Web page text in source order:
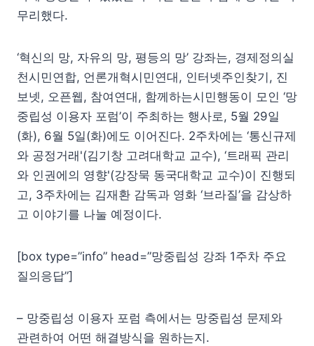
무리했다.
‘혁신의 망, 자유의 망, 평등의 망’ 강좌는, 경제정의실
천시민연합, 언론개혁시민연대, 인터넷주인찾기, 진
보넷, 오픈웹, 참여연대, 함께하는시민행동이 모인 ‘망
중립성 이용자 포럼’이 주최하는 행사로, 5월 29일
(화), 6월 5일(화)에도 이어진다. 2주차에는 ‘통신규제
와 공정거래'(김기창 고려대학교 교수), ‘트래픽 관리
와 인권에의 영향'(강장묵 동국대학교 교수)이 진행되
고, 3주차에는 김재환 감독과 영화 ‘브라질’을 감상하
고 이야기를 나눌 예정이다.
[box type=”info” head=”망중립성 강좌 1주차 주요
질의응답”]
– 망중립성 이용자 포럼 측에서는 망중립성 문제와
관련하여 어떤 해결방식을 원하는지.